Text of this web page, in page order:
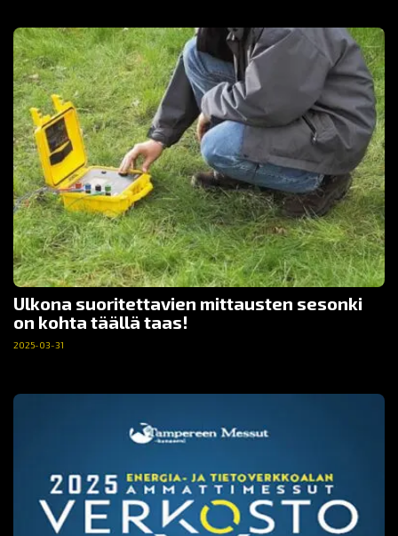
Ulkona suoritettavien mittausten sesonki
on kohta täällä taas!
2025-03-31